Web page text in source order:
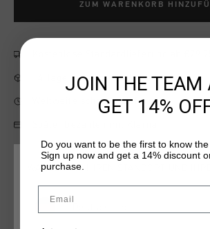
ZUM WARENKORB
14 Tage einfache Rückgabe
Weltweite schnelle Lieferung
Produktinformation
WÄHLEN SIE IHREN STANDORT UND
JOIN THE TEAM
GET 14%
Do you want to be the first to know
Sign up now and get a 14% discount
purchase.